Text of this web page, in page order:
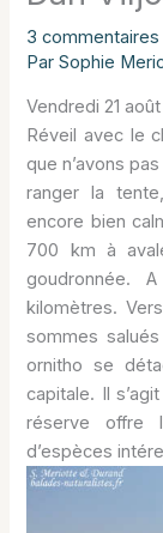
3 commentaires
ParSophie
Vendredi 21 août
Réveil avec le
que n’avons
ranger la
encore bien
700 km à
goudronnée.
kilomètres.
sommes
ornitho se
capitale. Il
réserve offre
d’espèces